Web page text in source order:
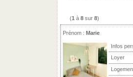
(1 à 8 sur 8)
Prénom : Marie
Infos
Loyer